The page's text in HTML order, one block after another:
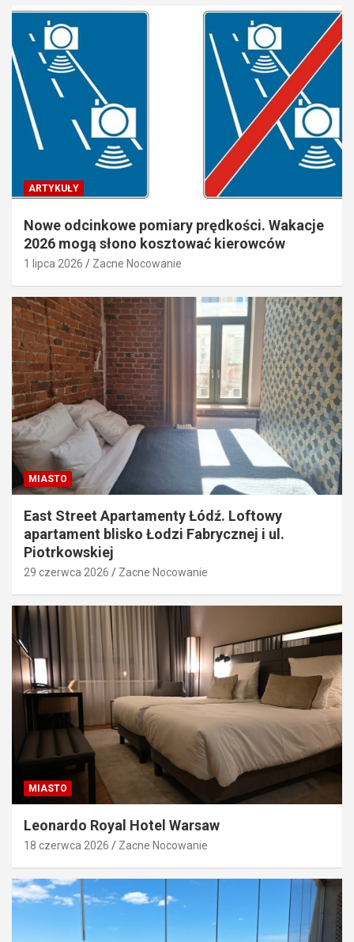
ARTYKUŁY
Nowe odcinkowe pomiary prędkości. Wakacje
2026 mogą słono kosztować kierowców
1 lipca 2026 Zacne Nocowanie
MIASTO
East Street Apartamenty Łódź. Loftowy
apartament blisko Łodzi Fabrycznej i ul.
Piotrkowskiej
29 czerwca 2026 Zacne Nocowanie
MIASTO
Leonardo Royal Hotel Warsaw
18 czerwca 2026 Zacne Nocowanie